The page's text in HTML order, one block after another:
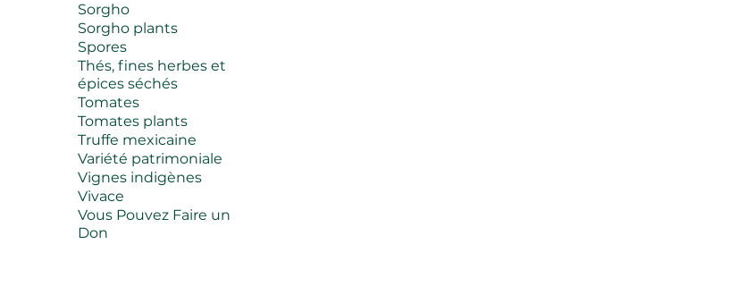
Sorgho
Sorgho plants
Spores
Thés, fines herbes et
épices séchés
Tomates
Tomates plants
Truffe mexicaine
Variété patrimoniale
Vignes indigènes
Vivace
Vous Pouvez Faire un
Don